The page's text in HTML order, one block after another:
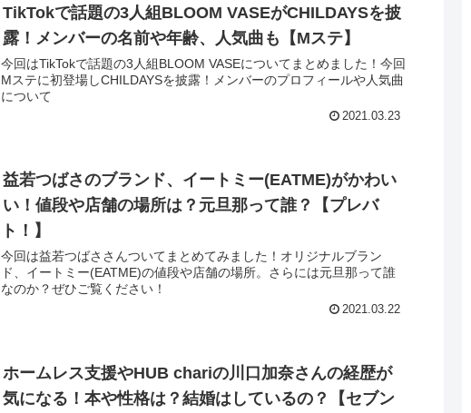
TikTokで話題の3人組BLOOM VASEがCHILDAYSを披
露！メンバーの名前や年齢、人気曲も【Mステ】
今回はTikTokで話題の3人組BLOOM VASEについてまとめました！今回
Mステに初登場しCHILDAYSを披露！メンバーのプロフィールや人気曲
について
2021.03.23
益若つばさのブランド、イートミー(EATME)がかわい
い！値段や店舗の場所は？元旦那って誰？【プレバ
ト！】
今回は益若つばささんついてまとめてみました！オリジナルブラン
ド、イートミー(EATME)の値段や店舗の場所。さらには元旦那って誰
なのか？ぜひご覧ください！
2021.03.22
ホームレス支援やHUB chariの川口加奈さんの経歴が
気になる！本や性格は？結婚はしているの？【セブン